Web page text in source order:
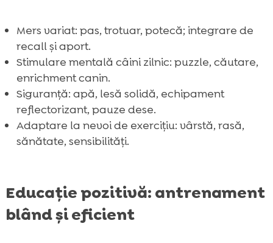
Mers variat: pas, trotuar, potecă; integrare de
recall și aport.
Stimulare mentală câini zilnic: puzzle, căutare,
enrichment canin.
Siguranță: apă, lesă solidă, echipament
reflectorizant, pauze dese.
Adaptare la nevoi de exercițiu: vârstă, rasă,
sănătate, sensibilități.
Educație pozitivă: antrenament
blând și eficient